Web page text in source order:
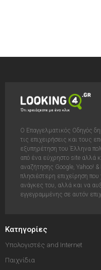
Ο Επαγγελματικός Οδηγός
τις επιχειρήσεις και τους
εξυπηρέτηση του Έλληνα
από ένα εύχρηστο site αλλά
αναζήτησης Google, Yahoo!
πλησιέστερη επιχείρηση
ανάγκες του, αλλά και να
εγγεγραμμένης σε αυτόν
Κατηγορίες
Υπολογιστές and Internet
Παιχνίδια